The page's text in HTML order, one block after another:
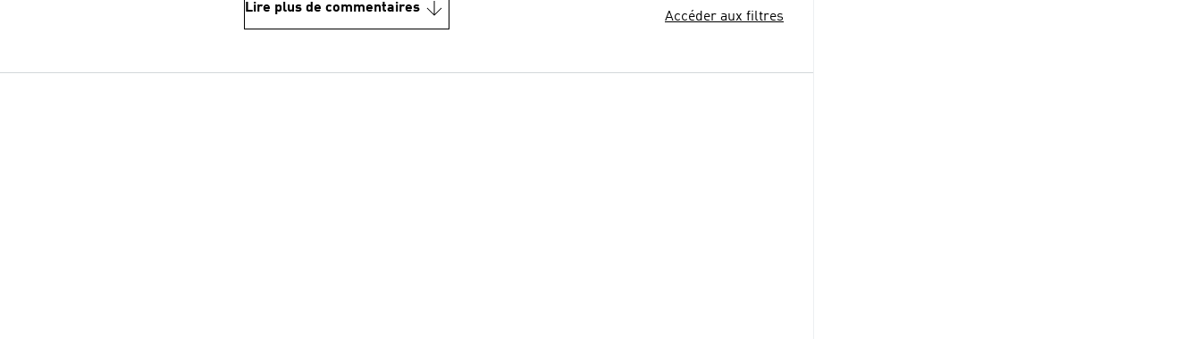
Lire plus de commentaires
Accéder aux filtres